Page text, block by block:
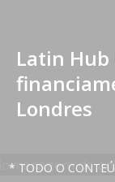
Latin Hub
Londres
* TODO O